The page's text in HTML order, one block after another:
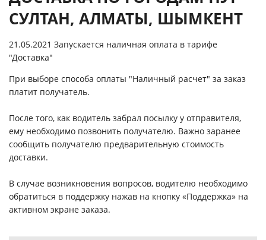
СУЛТАН, АЛМАТЫ, ШЫМКЕНТ
21.05.2021 Запускается наличная оплата в тарифе
"Доставка"
При выборе способа оплаты "Наличный расчет" за заказ
платит получатель.
После того, как водитель забрал посылку у отправителя,
ему необходимо позвонить получателю. Важно заранее
сообщить получателю предварительную стоимость
доставки.
В случае возникновения вопросов, водителю необходимо
обратиться в поддержку нажав на кнопку «Поддержка» на
активном экране заказа.